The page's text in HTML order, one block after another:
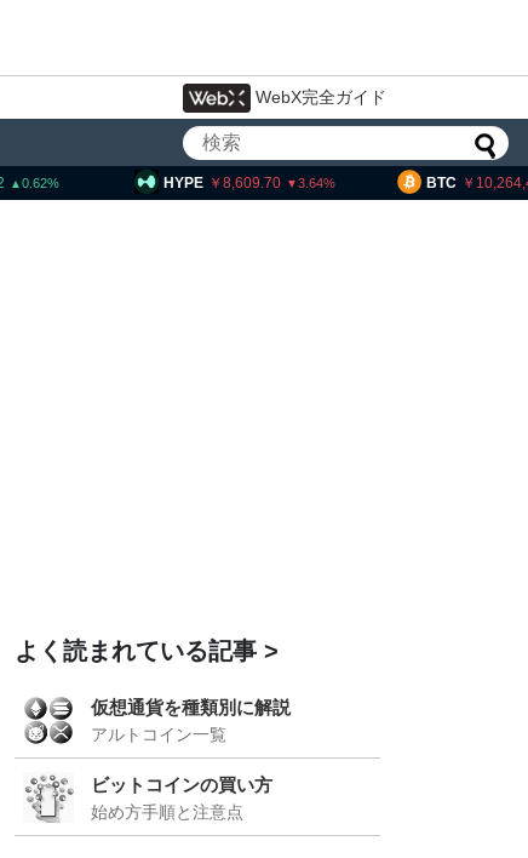
WebX完全ガイド
BTC 10,264,410 ETH
8,609.70
よく読まれている記事
仮想通貨を種類別に解説
アルトコイン一覧
ビットコインの買い方
始め方手順と注意点